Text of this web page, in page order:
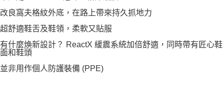
改良窩夫格紋外底，在路上帶來持久抓地力
超舒適鞋舌及鞋領，柔軟又貼服
有什麼煥新設計？ ReactX 緩震系統加倍舒適，同時帶有匠心鞋
面和鞋頭
並非用作個人防護裝備 (PPE)